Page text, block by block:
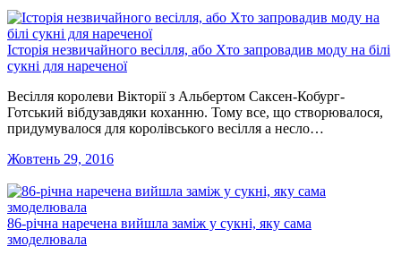
Історія незвичайного весілля, або Хто запровадив моду на білі
сукні для нареченої
Весілля королеви Вікторії з Альбертом Саксен-Кобург-
Готський вібдузавдяки коханню. Тому все, що створювалося,
придумувалося для королівського весілля а несло…
Жовтень 29, 2016
86-річна наречена вийшла заміж у сукні, яку сама
змоделювала